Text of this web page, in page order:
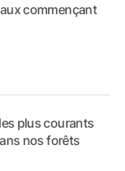
commençant
plus courants
nos forêts